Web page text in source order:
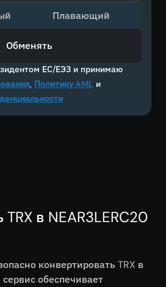
ЕС/ЕЭЗ и принимаю
, Политику AML и
Плавающий
Обменять
в NEAR3LERC20
конвертировать TRX в
обеспечивает